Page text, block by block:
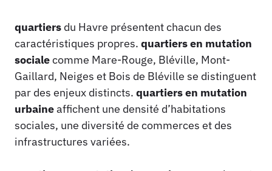
quartiers du Havre présentent chacun des
caractéristiques propres. quartiers en mutation
socialecomme Mare-Rouge, Bléville, Mont-
Gaillard, Neiges et Bois de Bléville se distinguent
par des enjeux distincts. quartiers en mutation
urbaineaffichent une densité d’habitations
sociales, une diversité de commerces et des
infrastructures variées.